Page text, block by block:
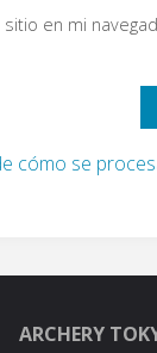
en mi
cómo se
ARCHERY